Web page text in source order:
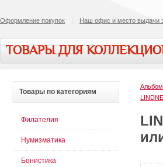
Оформление покупок Наш офис и место выдачи
ТОВАРЫ ДЛЯ
Товары по категориям
Филателия
Нумизматика
Бонистика